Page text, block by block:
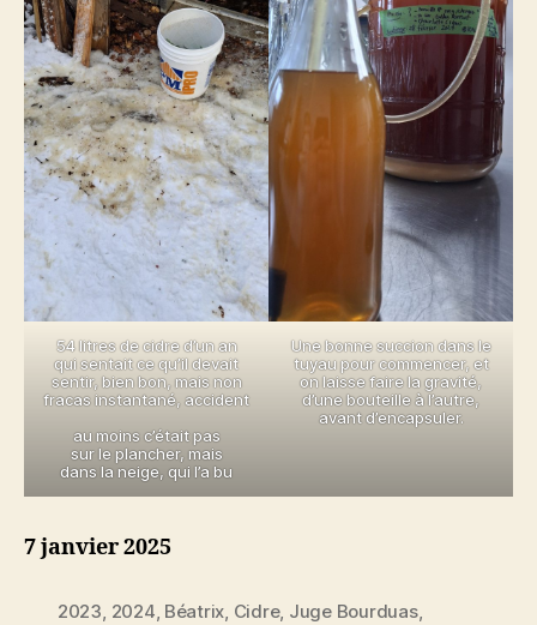
54 litres de cidre d’un an
qui sentait ce qu’il devait
sentir, bien bon, mais non
fracas instantané, accident
au moins c’était pas
sur le plancher, mais
dans la neige, qui l’a bu
Une bonne succion dans le
tuyau pour commencer, et
on laisse faire la gravité,
d’une bouteille à l’autre,
avant d’encapsuler.
7 janvier 2025
2023, 2024, Béatrix, Cidre, Juge Bourduas,